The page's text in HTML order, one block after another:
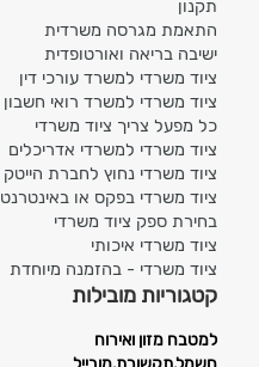
תקנון
התאמת מגרסה משרדית
ישיבה בריאה ואורטופדית
ציוד משרדי למשרד עורכי דין
ציוד משרדי למשרד רואי חשבון
כל מפעל צריך ציוד משרדי
ציוד משרדי למשרדי אדריכלים
ציוד משרדי נחוץ לחברת הייטק
ציוד משרדי בפקס או באינטרנט
בחירת ספק ציוד משרדי
ציוד משרדי איכותי
ציוד משרדי - בהזמנה מיוחדת
קטגוריות מובילות
למטבח מזון ואירוח